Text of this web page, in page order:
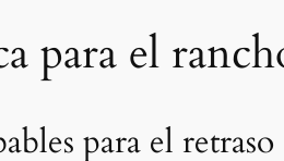
para el
para el retraso